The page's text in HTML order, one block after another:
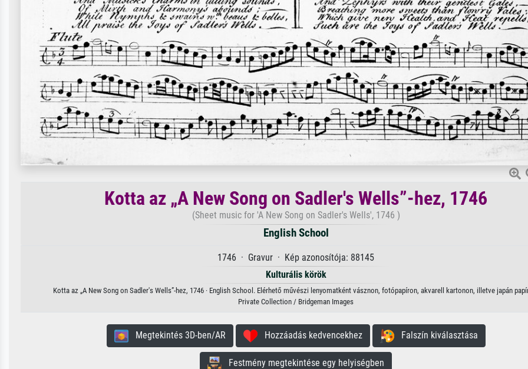
Kotta az „A New Song on Sadler's Wells”-hez, 1746
(Sheet music for 'A New Song on Sadler's Wells', 1746 )
English School
1746 · Gravur · Kép azonosítója: 88145
Kulturális körök
Kotta az „A New Song on Sadler's Wells”-hez, 1746 · English School. Elérhető művészi lenyomatként vásznon, fotópapíron, akvarell kartonon, illetve japán
Private Collection / Bridgeman Images
Megtekintés 3D-ben/AR Hozzáadás kedvencekhez Falszín kiválasztása
Festmény megtekintése egy helyiségben